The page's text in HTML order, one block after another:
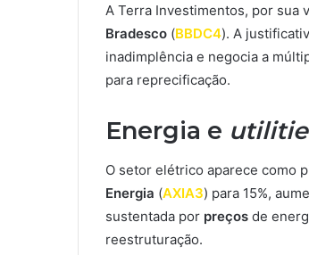
A Terra Investimentos, por sua
Bradesco (BBDC4). A
inadimplência e negocia a
para reprecificação.
Energia e
O setor elétrico aparece como
Energia (AXIA3) para 15%,
sustentada por preços de
reestruturação.